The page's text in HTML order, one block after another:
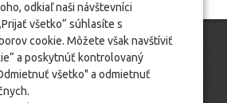
odkiaľ naši návštevníci
všetko“ súhlasíte s
cookie. Môžete však navštíviť
a poskytnúť kontrolovaný
všetko" a odmietnuť